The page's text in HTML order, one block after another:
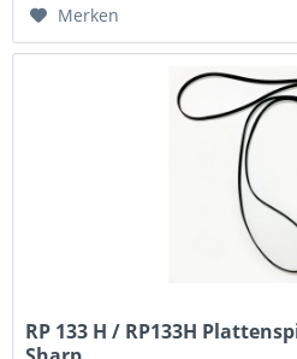
Merken
RP 133 H / RP133H